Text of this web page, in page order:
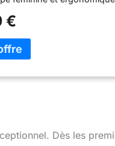
velcros avec passants de
renforts contre les
Membrane Dryedge
Contenu : 1x
g, Taille : L/XL,
€
Dès les